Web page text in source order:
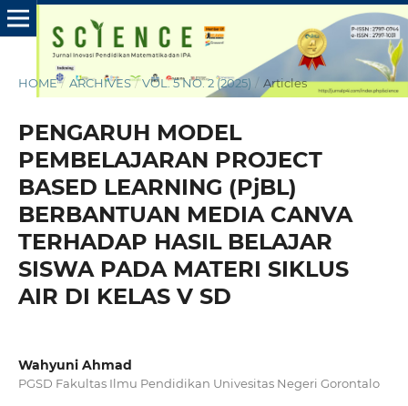
HOME / ARCHIVES / VOL. 5 NO. 2 (2025) / Articles
PENGARUH MODEL
PEMBELAJARAN PROJECT
BASED LEARNING (PjBL)
BERBANTUAN MEDIA CANVA
TERHADAP HASIL BELAJAR
SISWA PADA MATERI SIKLUS
AIR DI KELAS V SD
Wahyuni Ahmad
PGSD Fakultas Ilmu Pendidikan Univesitas Negeri Gorontalo